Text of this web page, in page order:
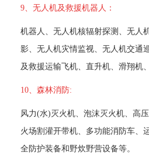
9、无人机及救援机器人：
机器人、无人机核辐射探测、无人
影、无人机灾情监视、无人机交通
及救援运输飞机、直升机、滑翔机
10、森林消防:
风力(水)灭火机、泡沫灭火机、高
火场割灌开带机、多功能消防车、
全防护装备和野炊野营设备等。